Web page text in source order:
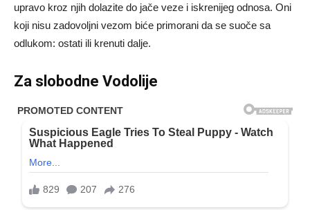
upravo kroz njih dolazite do jače veze i iskrenijeg odnosa. Oni
koji nisu zadovoljni vezom biće primorani da se suoče sa
odlukom: ostati ili krenuti dalje.
Za slobodne Vodolije